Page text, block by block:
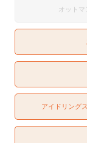
オットマ
アイドリング